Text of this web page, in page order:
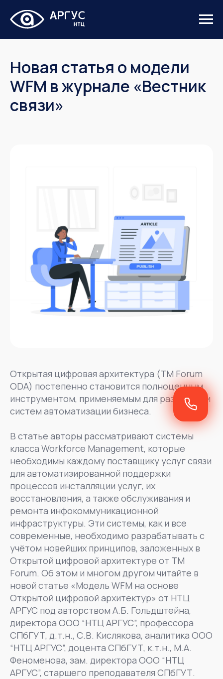
Новая статья о модели
WFM в журнале «Вестник
связи»
Открытая цифровая архитектура (TM Forum
ODA) постепенно становится полноценным
инструментом, применяемым для разработки
систем автоматизации бизнеса.
В статье авторы рассматривают системы
класса Workforce Management, которые
необходимы каждому поставщику услуг связи
для автоматизированной поддержки
процессов инсталляции услуг, их
восстановления, а также обслуживания и
ремонта инфокоммуникационной
инфраструктуры. Эти системы, как и все
современные, необходимо разрабатывать с
учётом новейших принципов, заложенных в
Открытой цифровой архитектуре от TM
Forum. Об этом и многом другом читайте в
новой статье «Модель WFM на основе
Открытой цифровой архитектур» от НТЦ
АРГУС под авторством А.Б. Гольдштейна,
директора ООО “НТЦ АРГУС”, профессора
СПбГУТ, д.т.н., С.В. Кислякова, аналитика ООО
“НТЦ АРГУС”, доцента СПбГУТ, к.т.н., М.А.
Феноменова, зам. директора ООО “НТЦ
АРГУС”, старшего преподавателя СПбГУТ.